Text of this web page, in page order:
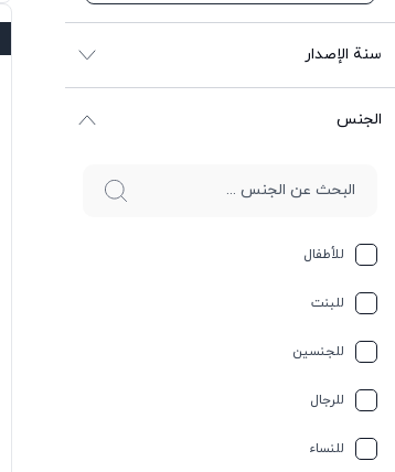
سنة الإصدار
الجنس
للأطفال
للبنت
للجنسين
للرجال
للنساء